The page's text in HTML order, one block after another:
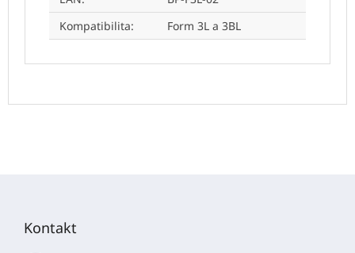
Kompatibilita: Form 3L a 3BL
Kontakt